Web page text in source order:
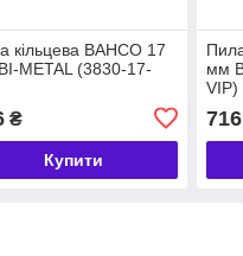
кільцева BAHCO 17
METAL (3830-17-
₴
Купити
мм
VIP)
716